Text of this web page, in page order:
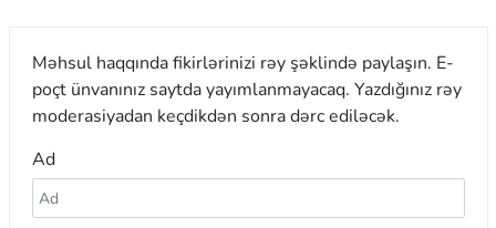
Məhsul haqqında fikirlərinizi rəy şəklində paylaşın. E-
poçt ünvanınız saytda yayımlanmayacaq. Yazdığınız rəy
moderasiyadan keçdikdən sonra dərc ediləcək.
Ad